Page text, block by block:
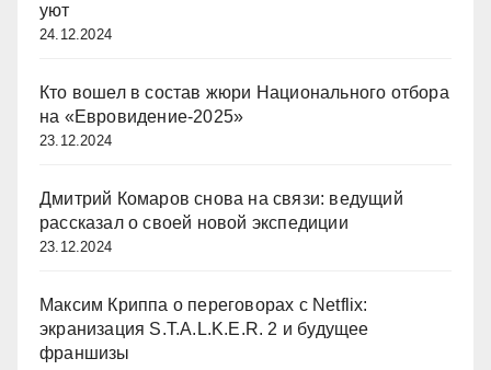
уют
24.12.2024
Кто вошел в состав жюри Национального отбора
на «Евровидение-2025»
23.12.2024
Дмитрий Комаров снова на связи: ведущий
рассказал о своей новой экспедиции
23.12.2024
Максим Криппа о переговорах с Netflix:
экранизация S.T.A.L.K.E.R. 2 и будущее
франшизы